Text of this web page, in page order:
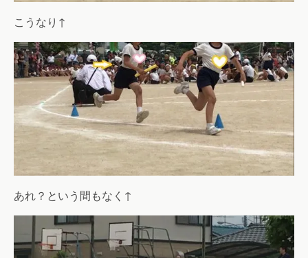
こうなり↑
あれ？という間もなく↑